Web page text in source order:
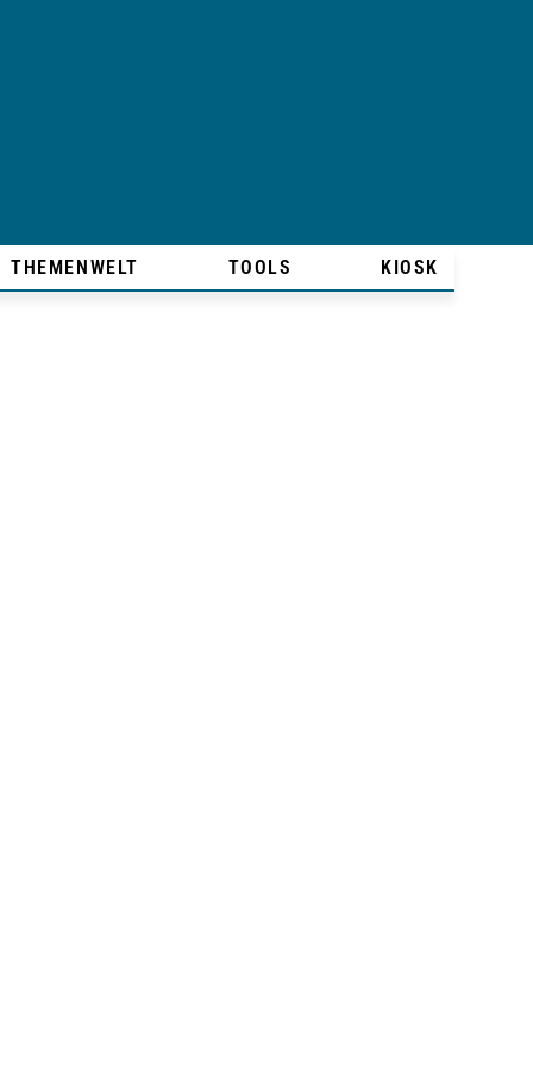
THEMENWELT TOOLS KIOSK